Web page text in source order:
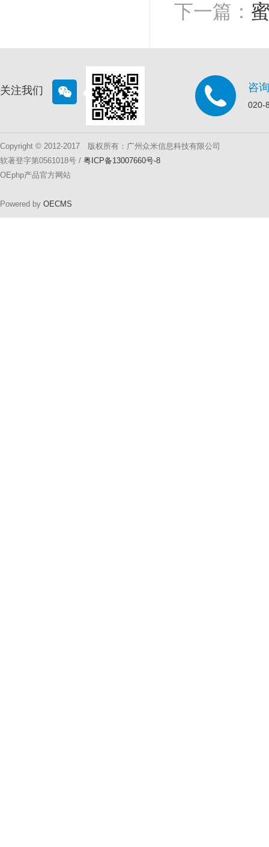
下一篇：
关注我们 咨
020-
Copyright © 2012-2017 版权所有：广州众米信息科技有限公司
软著登字第0561018号 / 粤ICP备13007660号-8
OEphp产品官方网站
Powered by OECMS